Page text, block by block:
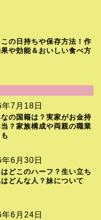
の日持ちや保存方法！作
果や効能＆おいしい食べ方
7月18日
の国籍は？実家がお金持
？家族構成や両親の職業
6月30日
どこのハーフ？生い立ち
どんな人？妹について
6月24日